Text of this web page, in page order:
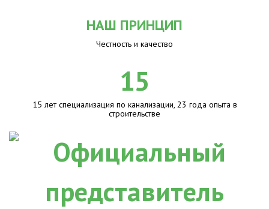
НАШ ПРИНЦИП
Честность и качество
15
15 лет специализация по канализации, 23 года опыта в
строительстве